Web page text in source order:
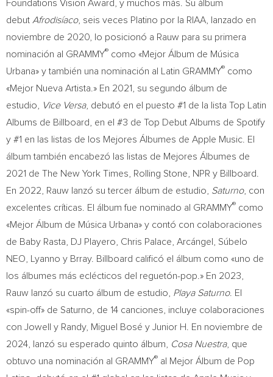
Foundations Vision Award, y muchos más. Su álbum
debut Afrodisíaco, seis veces Platino por la RIAA, lanzado en
noviembre de 2020, lo posicionó a Rauw para su primera
nominación al GRAMMY® como «Mejor Álbum de Música
Urbana» y también una nominación al Latin GRAMMY® como
«Mejor Nueva Artista.» En 2021, su segundo álbum de
estudio,
Vice Versa, debutó en el puesto #1 de la lista Top Latin
Albums de Billboard, en el #3 de Top Debut Albums de Spotify
y #1 en las listas de los Mejores Álbumes de Apple Music. El
álbum también encabezó las listas de Mejores Álbumes de
2021 de The New York Times, Rolling Stone, NPR y Billboard.
En 2022, Rauw lanzó su tercer álbum de estudio, Saturno, con
excelentes críticas. El álbum fue nominado al GRAMMY® como
«Mejor Álbum de Música Urbana» y contó con colaboraciones
de Baby Rasta, DJ Playero, Chris Palace, Arcángel, Súbelo
NEO, Lyanno y Brray. Billboard calificó el álbum como «uno de
los álbumes más eclécticos del reguetón-pop.» En 2023,
Rauw lanzó su cuarto álbum de estudio, Playa Saturno. El
«spin-off» de Saturno, de 14 canciones, incluye colaboraciones
con Jowell y Randy, Miguel Bosé y Junior H. En noviembre de
2024, lanzó su esperado quinto álbum,
Cosa Nuestra, que
obtuvo una nominación al GRAMMY® al Mejor Álbum de Pop